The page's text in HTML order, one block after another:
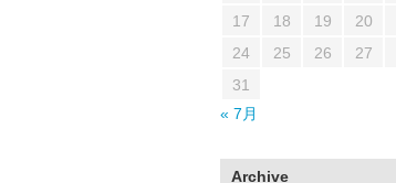
17
18 19 20
24
25 26 27
31
« 7月
Archive